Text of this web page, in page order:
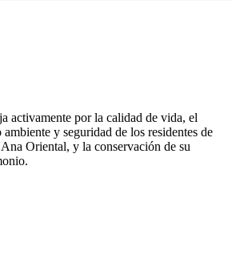
activamente por la calidad de vida, el
ambiente y seguridad de los residentes de
Ana Oriental, y la conservación de su